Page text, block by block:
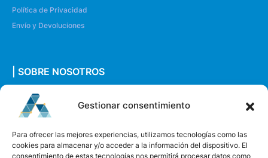
Gestionar consentimiento
Para ofrecer las mejores experiencias, utilizamos tecnologías como las
cookies para almacenar y/o acceder a la información del dispositivo. El
consentimiento de estas tecnologías nos permitirá procesar datos como
Política de Privacidad
Envío y Devoluciones
| SOBRE NOSOTROS
Quiénes somos
Envíanos un mensaje